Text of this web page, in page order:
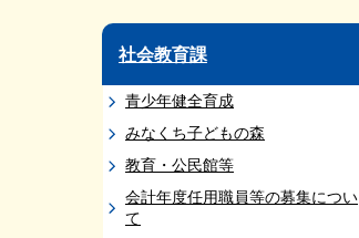
社会教育課
青少年健全育成
みなくち子どもの森
教育・公民館等
会計年度任用職員等の募集につい
て